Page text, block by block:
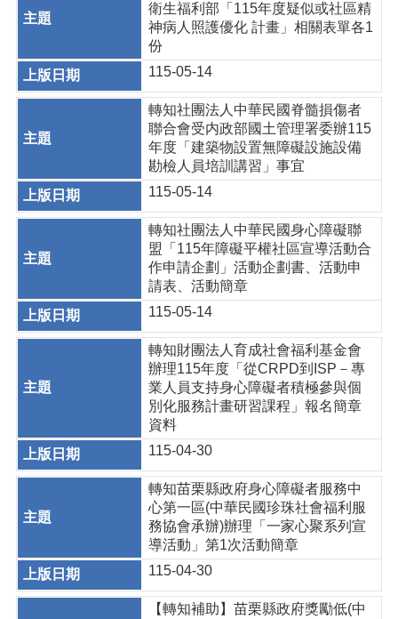
衛生福利部「115年度疑似或社區精
神病人照護優化 計畫」相關表單各1
份
115-05-14
轉知社團法人中華民國脊髓損傷者
聯合會受内政部國土管理署委辦115
年度「建築物設置無障礙設施設備
勘檢人員培訓講習」事宜
115-05-14
轉知社團法人中華民國身心障礙聯
盟「115年障礙平權社區宣導活動合
作申請企劃」活動企劃書、活動申
請表、活動簡章
115-05-14
轉知財團法人育成社會福利基金會
辦理115年度「從CRPD到ISP－專
業人員支持身心障礙者積極參與個
別化服務計畫研習課程」報名簡章
資料
115-04-30
轉知苗栗縣政府身心障礙者服務中
心第一區(中華民國珍珠社會福利服
務協會承辦)辦理「一家心聚系列宣
導活動」第1次活動簡章
115-04-30
【轉知補助】苗栗縣政府獎勵低(中